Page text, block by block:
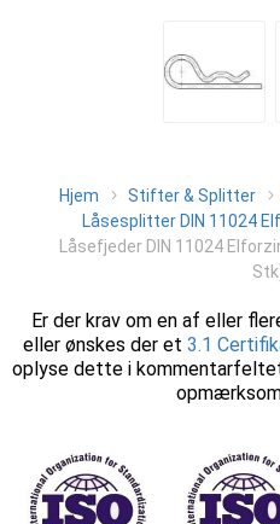
Hjem Stifter & Splitter
Låsesplitter DIN 11024
Låsefjeder DIN 11024
Er der krav om en af eller
eller ønskes der et 3.1
oplyse dette i